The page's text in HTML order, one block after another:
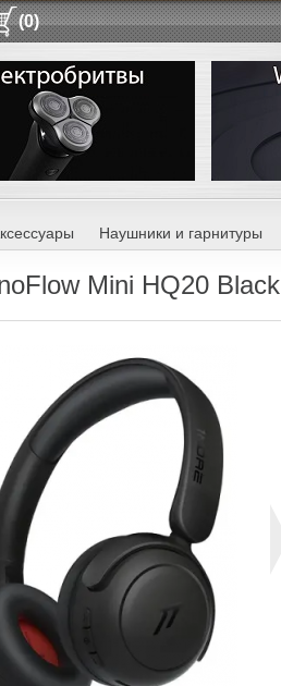
(0)
Наушники и гарнитуры
Mini HQ20 Black